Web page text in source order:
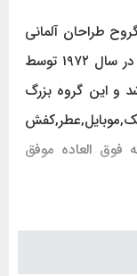
طراحان آلمانی
که در زمینه مد فعالیت دارند پورشه دیزاین در سال ۱۹۷۲ توسط
و این گروه بزرگ
فوق العاده موفق